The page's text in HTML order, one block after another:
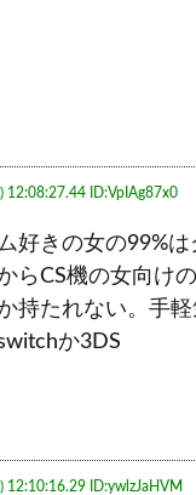
12:08:27.44 ID:VpIAg87x0
好きの女の99%は
らCS機の女向け
持たれない。手
か3DS
ID:ywlzJaHVM